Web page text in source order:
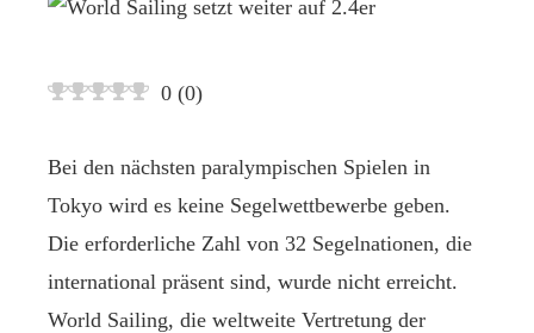
0 (0)
Bei den nächsten paralympischen Spielen in
Tokyo wird es keine Segelwettbewerbe geben.
Die erforderliche Zahl von 32 Segelnationen, die
international präsent sind, wurde nicht erreicht.
World Sailing, die weltweite Vertretung der